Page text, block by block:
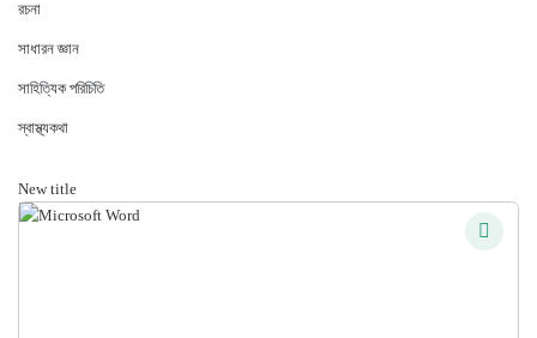
রচনা
সাধারন জ্ঞান
সাহিত্যিক পরিচিতি
স্বাস্থ্যকথা
New title